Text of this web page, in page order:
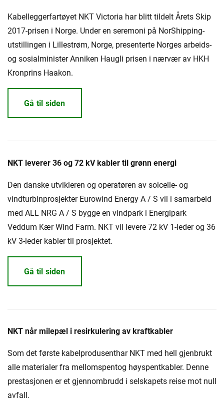
Kabelleggerfartøyet NKT Victoria har blitt tildelt Årets Skip
2017-prisen i Norge. Under en seremoni på NorShipping-
utstillingen i Lillestrøm, Norge, presenterte Norges arbeids-
og sosialminister Anniken Haugli prisen i nærvær av HKH
Kronprins Haakon.
Gå til siden
NKT leverer 36 og 72 kV kabler til grønn energi
Den danske utvikleren og operatøren av solcelle- og
vindturbinprosjekter Eurowind Energy A / S vil i samarbeid
med ALL NRG A / S bygge en vindpark i Energipark
Veddum Kær Wind Farm. NKT vil levere 72 kV 1-leder og 36
kV 3-leder kabler til prosjektet.
Gå til siden
NKT når milepæl i resirkulering av kraftkabler
Som det første kabelprodusenthar NKT med hell gjenbrukt
alle materialer fra mellomspentog høyspentkabler. Denne
prestasjonen er et gjennombrudd i selskapets reise mot null
avfall.